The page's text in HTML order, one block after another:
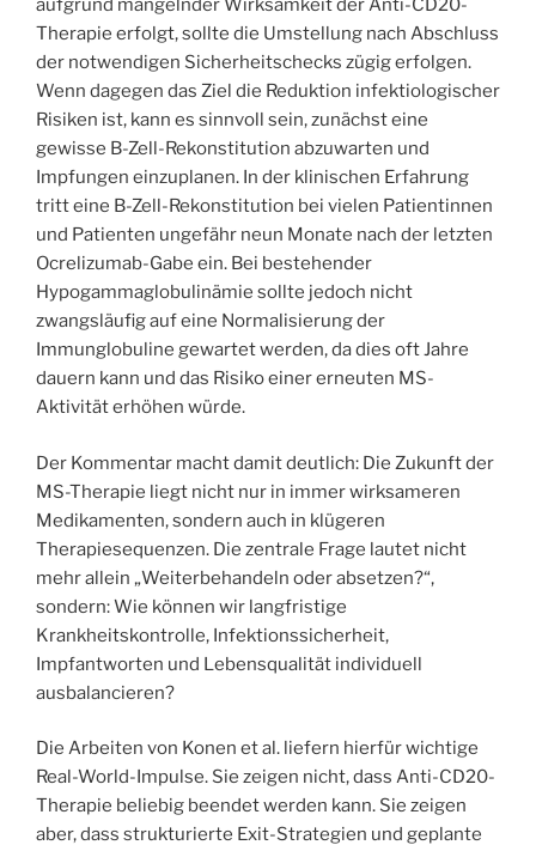
aufgrund mangelnder Wirksamkeit der Anti-CD20-
Therapie erfolgt, sollte die Umstellung nach Abschluss
der notwendigen Sicherheitschecks zügig erfolgen.
Wenn dagegen das Ziel die Reduktion infektiologischer
Risiken ist, kann es sinnvoll sein, zunächst eine
gewisse B-Zell-Rekonstitution abzuwarten und
Impfungen einzuplanen. In der klinischen Erfahrung
tritt eine B-Zell-Rekonstitution bei vielen Patientinnen
und Patienten ungefähr neun Monate nach der letzten
Ocrelizumab-Gabe ein. Bei bestehender
Hypogammaglobulinämie sollte jedoch nicht
zwangsläufig auf eine Normalisierung der
Immunglobuline gewartet werden, da dies oft Jahre
dauern kann und das Risiko einer erneuten MS-
Aktivität erhöhen würde.
Der Kommentar macht damit deutlich: Die Zukunft der
MS-Therapie liegt nicht nur in immer wirksameren
Medikamenten, sondern auch in klügeren
Therapiesequenzen. Die zentrale Frage lautet nicht
mehr allein „Weiterbehandeln oder absetzen?“,
sondern: Wie können wir langfristige
Krankheitskontrolle, Infektionssicherheit,
Impfantworten und Lebensqualität individuell
ausbalancieren?
Die Arbeiten von Konen et al. liefern hierfür wichtige
Real-World-Impulse. Sie zeigen nicht, dass Anti-CD20-
Therapie beliebig beendet werden kann. Sie zeigen
aber, dass strukturierte Exit-Strategien und geplante